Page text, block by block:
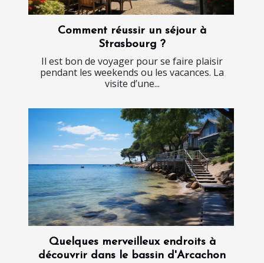
Comment réussir un séjour à
Strasbourg ?
Il est bon de voyager pour se faire plaisir
pendant les weekends ou les vacances. La
visite d’une...
Quelques merveilleux endroits à
découvrir dans le bassin d'Arcachon